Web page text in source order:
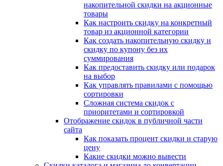
накопительной скидки на акционные
товары
Как настроить скидку на конкретный
товар из акционной категории
Как создать накопительную скидку и
скидку по купону без их
суммирования
Как предоставить скидку или подарок
на выбор
Как управлять правилами с помощью
сортировки
Сложная система скидок с
приоритетами и сортировкой
Отображение скидок в публичной части
сайта
Как показать процент скидки и старую
цену
Какие скидки можно вывести